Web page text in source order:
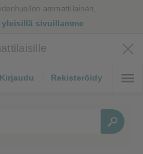
ammattilainen,
yleisillä sivuillamme
Kirjaudu Rekisteröidy